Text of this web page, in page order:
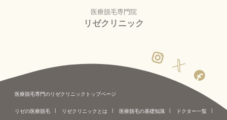
医療脱毛専門院
リゼクリニック
医療脱毛専門のリゼクリニックトップページ
リゼの医療脱毛 リゼクリニックとは 医療脱毛の基礎知識 ドクター一覧